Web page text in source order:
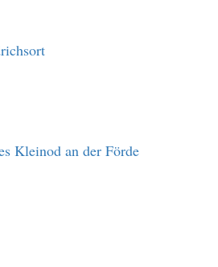
Kleinod an der Förde